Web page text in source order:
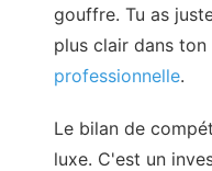
gouffre. Tu as
plus clair dans ton
professionnelle.
Le bilan de
luxe. C'est un